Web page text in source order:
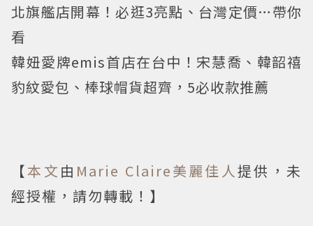
北旗艦店開幕！必逛3亮點、台灣定價…帶你
看
韓妞愛牌emis首店在台中！宋慧喬、韓韶禧
豹紋愛包、棒球帽貨超齊，5必收款推薦
【本文 由 Marie Claire美麗佳人提供，未
經授權，請勿轉載！】